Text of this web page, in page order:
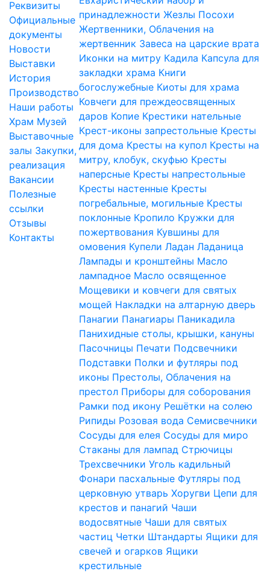
Реквизиты
Официальные
документы
Новости
Выставки
История
Производство
Наши работы
Храм Музей
Выставочные
залы Закупки,
реализация
Вакансии
Полезные
ссылки
Отзывы
Контакты
принадлежности Жезлы Посохи
Жертвенники, Облачения на
жертвенник Завеса на царские врата
Иконки на митру Кадила Капсула для
закладки храма Книги
богослужебные Киоты для храма
Ковчеги для преждеосвященных
даров Копие Крестики нательные
Крест-иконы запрестольные Кресты
для дома Кресты на купол Кресты на
митру, клобук, скуфью Кресты
наперсные Кресты напрестольные
Кресты настенные Кресты
погребальные, могильные Кресты
поклонные Кропило Кружки для
пожертвования Кувшины для
омовения Купели Ладан Ладаница
Лампады и кронштейны Масло
лампадное Масло освященное
Мощевики и ковчеги для святых
мощей Накладки на алтарную дверь
Панагии Панагиары Паникадила
Панихидные столы, крышки, кануны
Пасочницы Печати Подсвечники
Подставки Полки и футляры под
иконы Престолы, Облачения на
престол Приборы для соборования
Рамки под икону Решётки на солею
Рипиды Розовая вода Семисвечники
Сосуды для елея Сосуды для миро
Стаканы для лампад Стрючицы
Трехсвечники Уголь кадильный
Фонари пасхальные Футляры под
церковную утварь Хоругви Цепи для
крестов и панагий Чаши
водосвятные Чаши для святых
частиц Четки Штандарты Ящики для
свечей и огарков Ящики
крестильные